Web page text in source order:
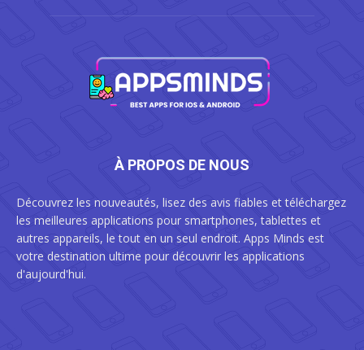
À PROPOS DE NOUS
Découvrez les nouveautés, lisez des avis fiables et téléchargez
les meilleures applications pour smartphones, tablettes et
autres appareils, le tout en un seul endroit. Apps Minds est
votre destination ultime pour découvrir les applications
d'aujourd'hui.